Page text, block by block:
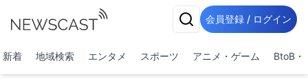
会員登録 / ログイン
新着 地域検索 エンタメ スポーツ アニメ・ゲーム BtoB・